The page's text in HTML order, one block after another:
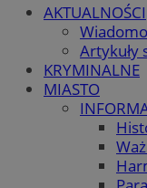
AKTUALNOŚCI
Artykuły
KRYMINALNE
MIASTO